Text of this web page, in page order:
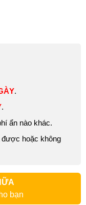
sử dụng. Do đó, nếu
máy đi kiểm tra và
.
.
ẩn nào khác.
hoặc không
bạn